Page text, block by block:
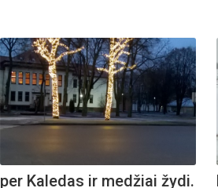
spektaklio kelionė“
per Kaledas ir medžiai žydi.